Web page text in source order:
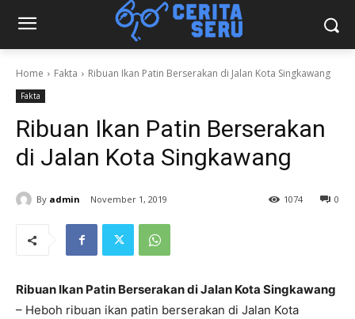
Home Fakta Ribuan Ikan Patin Berserakan di Jalan Kota Singkawang
Fakta
Ribuan Ikan Patin Berserakan
di Jalan Kota Singkawang
By admin November 1, 2019 0
1074
Ribuan Ikan Patin Berserakan di Jalan Kota Singkawang
– Heboh ribuan ikan patin berserakan di Jalan Kota